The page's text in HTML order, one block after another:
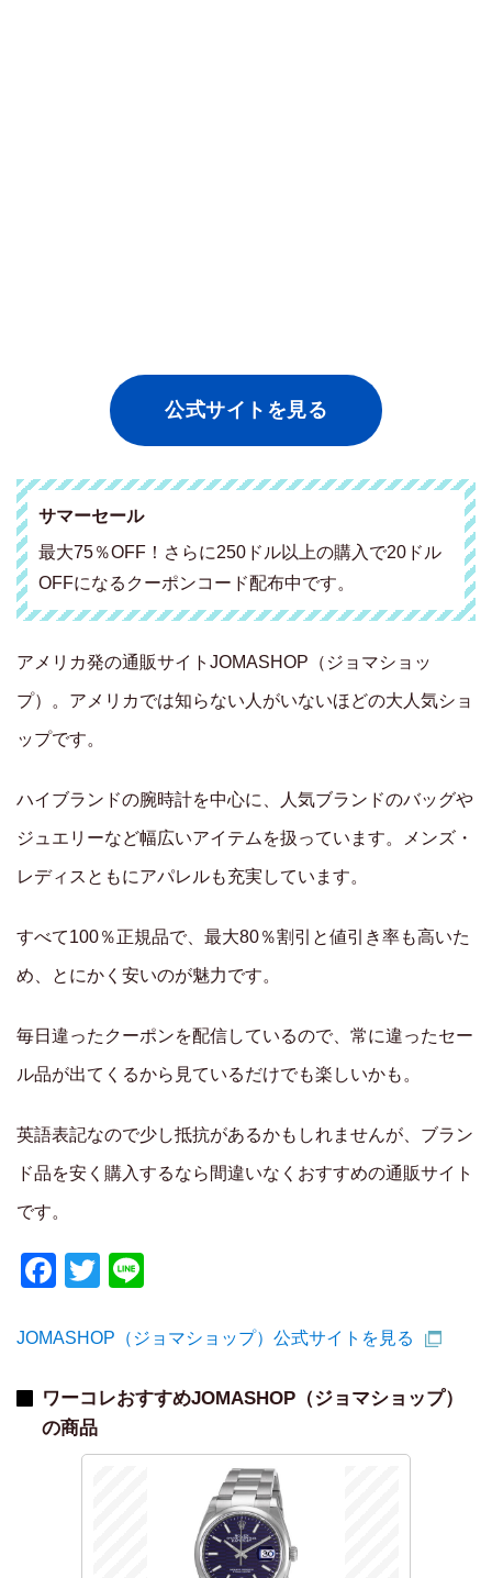
公式サイトを見る
サマーセール
最大75％OFF！さらに250ドル以上の購入で20ドル
OFFになるクーポンコード配布中です。
アメリカ発の通販サイトJOMASHOP（ジョマショッ
プ）。アメリカでは知らない人がいないほどの大人気ショ
ップです。
ハイブランドの腕時計を中心に、人気ブランドのバッグや
ジュエリーなど幅広いアイテムを扱っています。メンズ・
レディスともにアパレルも充実しています。
すべて100％正規品で、最大80％割引と値引き率も高いた
め、とにかく安いのが魅力です。
毎日違ったクーポンを配信しているので、常に違ったセー
ル品が出てくるから見ているだけでも楽しいかも。
英語表記なので少し抵抗があるかもしれませんが、ブラン
ド品を安く購入するなら間違いなくおすすめの通販サイト
です。
Facebook
Twitter
JOMASHOP（ジョマショップ）公式サイトを見る
ワーコレおすすめJOMASHOP（ジョマショップ）
の商品